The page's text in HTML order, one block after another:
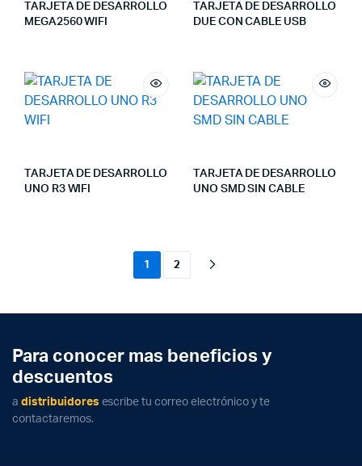
TARJETA DE DESARROLLO
MEGA2560 WIFI
TARJETA DE DESARROLLO
DUE CON CABLE USB
TARJETA DE DESARROLLO
UNO R3 WIFI
TARJETA DE DESARROLLO
UNO SMD SIN CABLE
1 2
Para conocer mas beneficios y
descuentos
a distribuidores escribe tu correo electrónico y te
contactaremos.